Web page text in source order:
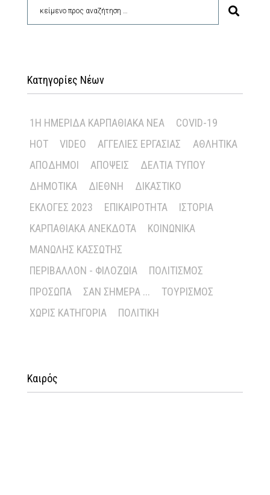
Κατηγορίες Νέων
1Η ΗΜΕΡΊΔΑ ΚΑΡΠΑΘΙΑΚΆ ΝΈΑ
COVID-19
HOT
VIDEO ΑΓΓΕΛΊΕΣ ΕΡΓΑΣΊΑΣ
ΑΘΛΗΤΙΚΆ
ΑΠΌΔΗΜΟΙ
ΑΠΌΨΕΙΣ
ΔΕΛΤΊΑ ΤΎΠΟΥ
ΔΗΜΟΤΙΚΆ
ΔΙΕΘΝΉ
ΔΙΚΑΣΤΙΚΌ
ΕΚΛΟΓΈΣ 2023
ΕΠΙΚΑΙΡΌΤΗΤΑ
ΙΣΤΟΡΊΑ
ΚΑΡΠΑΘΙΑΚΆ ΑΝΈΚΔΟΤΑ
ΚΟΙΝΩΝΙΚΆ
ΜΑΝΏΛΗΣ ΚΑΣΣΏΤΗΣ
ΠΕΡΙΒΆΛΛΟΝ - ΦΙΛΟΖΩΊΑ
ΠΟΛΙΤΙΣΜΌΣ
ΠΡΌΣΩΠΑ
ΣΑΝ ΣΉΜΕΡΑ ...
ΤΟΥΡΙΣΜΌΣ
ΧΩΡΊΣ ΚΑΤΗΓΟΡΊΑ
ΠΟΛΙΤΙΚΉ
Καιρός